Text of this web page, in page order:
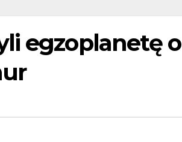
egzoplanetę o